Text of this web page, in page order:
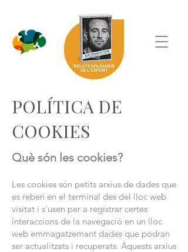
POLÍTICA DE
COOKIES
Què són les cookies?
Les cookies són petits arxius de dades que
es reben en el terminal des del lloc web
visitat i s'usen per a registrar certes
interaccions de la navegació en un lloc
web emmagatzemant dades que podran
ser actualitzats i recuperats. Aquests arxius